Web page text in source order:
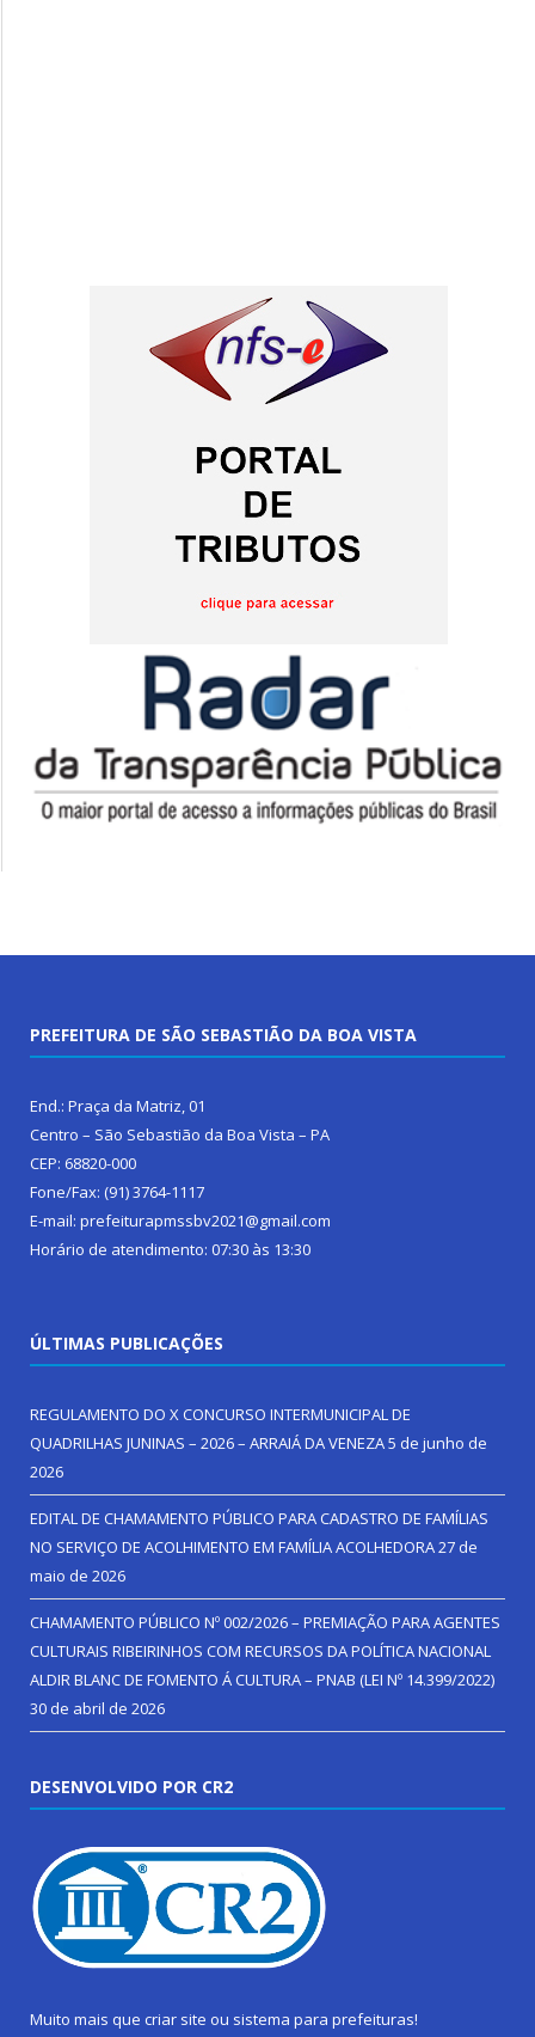
PREFEITURA DE SÃO SEBASTIÃO DA BOA VISTA
End.: Praça da Matriz, 01
Centro – São Sebastião da Boa Vista – PA
CEP: 68820-000
Fone/Fax: (91) 3764-1117
E-mail: prefeiturapmssbv2021@gmail.com
Horário de atendimento: 07:30 às 13:30
ÚLTIMAS PUBLICAÇÕES
REGULAMENTO DO X CONCURSO INTERMUNICIPAL DE
QUADRILHAS JUNINAS – 2026 – ARRAIÁ DA VENEZA5 de junho de
2026
EDITAL DE CHAMAMENTO PÚBLICO PARA CADASTRO DE FAMÍLIAS
NO SERVIÇO DE ACOLHIMENTO EM FAMÍLIA ACOLHEDORA27 de
maio de 2026
CHAMAMENTO PÚBLICO Nº 002/2026 – PREMIAÇÃO PARA AGENTES
CULTURAIS RIBEIRINHOS COM RECURSOS DA POLÍTICA NACIONAL
ALDIR BLANC DE FOMENTO Á CULTURA – PNAB (LEI Nº 14.399/2022)
30 de abril de 2026
DESENVOLVIDO POR CR2
Muito mais que criar site ou sistema para prefeituras!